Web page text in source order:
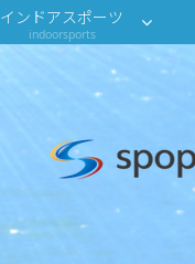
インドアスポーツ
indoorsports